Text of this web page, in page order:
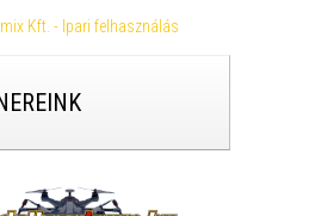
Kft. - Ipari felhasználás